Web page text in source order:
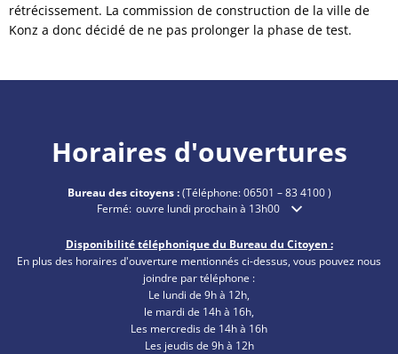
rétrécissement. La commission de construction de la ville de
Konz a donc décidé de ne pas prolonger la phase de test.
Horaires d'ouvertures
Bureau des citoyens :(Téléphone:06501 – 83 4100)
Cliquez pour masquer les heures d'ouverture ou de
Fermé: ouvre lundi prochain à 13h00
Disponibilité téléphonique du Bureau du Citoyen :
En plus des horaires d'ouverture mentionnés ci-dessus, vous pouvez nous
joindre par téléphone :
Le lundi de 9h à 12h,
le mardi de 14h à 16h,
Les mercredis de 14h à 16h
Les jeudis de 9h à 12h